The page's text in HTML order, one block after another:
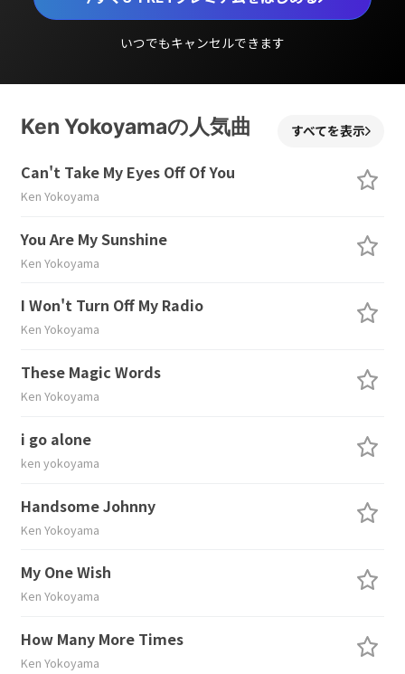
いつでもキャンセルできます
Ken Yokoyamaの人気曲 すべてを表示
Can't Take My Eyes Off Of You
Ken Yokoyama
You Are My Sunshine
Ken Yokoyama
I Won't Turn Off My Radio
Ken Yokoyama
These Magic Words
Ken Yokoyama
i go alone
ken yokoyama
Handsome Johnny
Ken Yokoyama
My One Wish
Ken Yokoyama
How Many More Times
Ken Yokoyama